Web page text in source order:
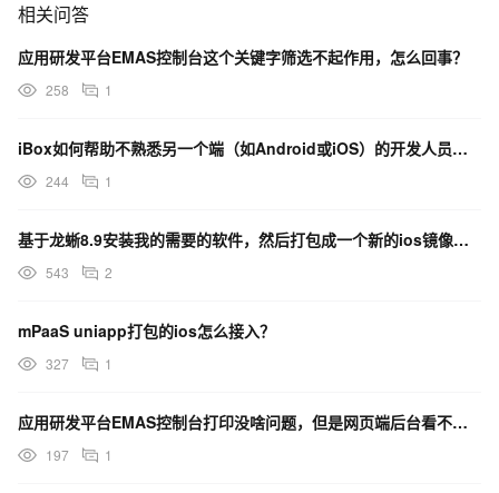
相关问答
应用研发平台EMAS控制台这个关键字筛选不起作用，怎么回事？
258 1
iBox如何帮助不熟悉另一个端（如Android或iOS）的开发人员进行调试和打包？
244 1
基于龙蜥8.9安装我的需要的软件，然后打包成一个新的ios镜像，如何实现
543 2
mPaaS uniapp打包的ios怎么接入？
327 1
应用研发平台EMAS控制台打印没啥问题，但是网页端后台看不到月活设备怎么处理？
197 1